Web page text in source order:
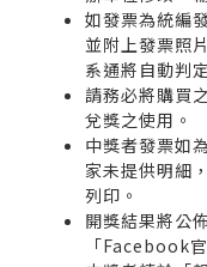
如發票為統編
並附上發票照
系通將自動判
請務必將購買
兌獎之使用。
中獎者發票如
家未提供明細
列印。
開獎結果將公
「Facebook